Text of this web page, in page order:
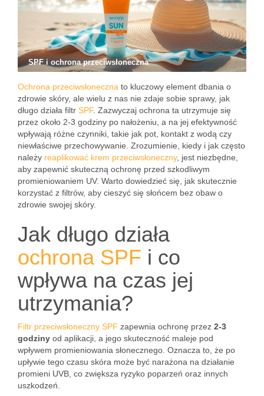
SPF i ochrona przeciwsłoneczna
Ochrona przeciwsłoneczna to kluczowy element dbania o
zdrowie skóry, ale wielu z nas nie zdaje sobie sprawy, jak
długo działa filtr SPF. Zazwyczaj ochrona ta utrzymuje się
przez około 2-3 godziny po nałożeniu, a na jej efektywność
wpływają różne czynniki, takie jak pot, kontakt z wodą czy
niewłaściwe przechowywanie. Zrozumienie, kiedy i jak często
należy reaplikować krem przeciwsłoneczny, jest niezbędne,
aby zapewnić skuteczną ochronę przed szkodliwym
promieniowaniem UV. Warto dowiedzieć się, jak skutecznie
korzystać z filtrów, aby cieszyć się słońcem bez obaw o
zdrowie swojej skóry.
Jak długo działa
ochrona SPF i co
wpływa na czas jej
utrzymania?
Filtr przeciwsłoneczny SPF zapewnia ochronę przez 2-3
godziny od aplikacji, a jego skuteczność maleje pod
wpływem promieniowania słonecznego. Oznacza to, że po
upływie tego czasu skóra może być narażona na działanie
promieni UVB, co zwiększa ryzyko poparzeń oraz innych
uszkodzeń.